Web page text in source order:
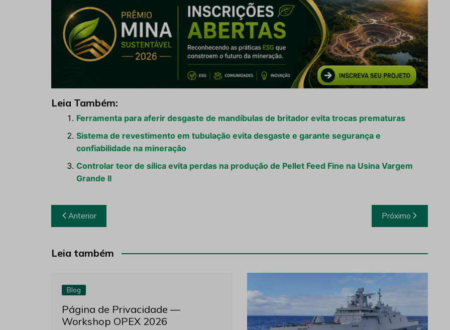
Leia Também:
Ferramenta para aferir desgaste de mandíbulas de britador evita trocas prematuras
Sistema de revestimento em tubulação evita desgaste e garante segurança e
confiabilidade na mineração
Controlar teor de sílica evita perdas na produção de Pellet Feed Fine na Usina Vargem
Grande II
Navegação
de
Post
Anterior Próximo
Leia também
Blog
Página de Privacidade —
Workshop OPEX 2026